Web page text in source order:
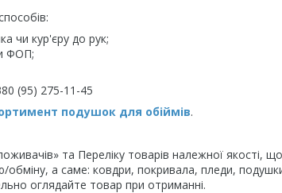
чи кур'єру до рук;
ФОП;
(95) 275-11-45
подушок для обіймів.
та Переліку товарів належної якості,
обміну, а саме: ковдри, покривала, пледи,
оглядайте товар при отриманні.